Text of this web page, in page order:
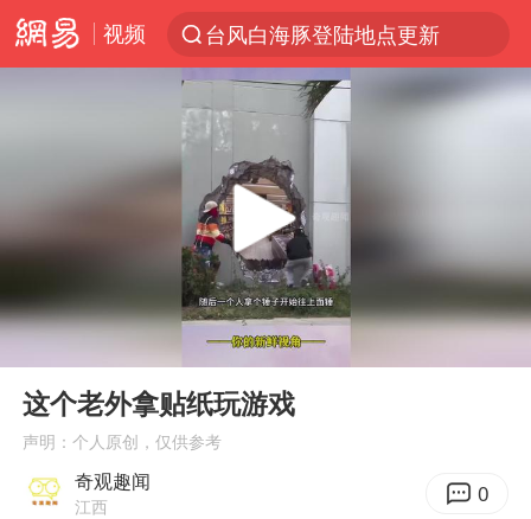
视频
台风白海豚登陆地点更新
台风白海豚进入48小时警戒线
宇树科技发行价格150.80元/股
看守所辅警收受10万获刑1年
宇树科技王兴兴身家有望超200亿元
五粮液渠道价一箱上涨近百元
CIA被曝已秘密设立古巴工作组
U17国足1分钟轰2球
泰国一女公务员妆容引争议 本人回应
Play
00:00
这个老外拿贴纸玩游戏
声明：个人原创，仅供参考
奇观趣闻
江西 0